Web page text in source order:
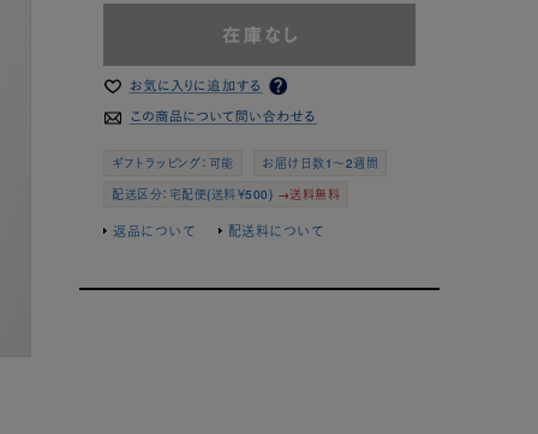
ギフトラッピング：可能
お届け日数1～2週間
配送区分：宅配便(送料￥500) →送料無料
返品について 配送料について